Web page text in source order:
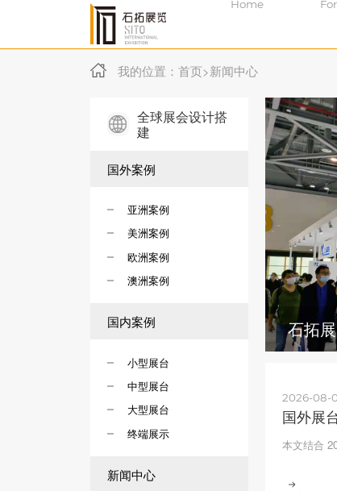
Home
我的位置： 首页>新闻中心
全球展会设计搭
建
国外案例
亚洲案例
美洲案例
欧洲案例
澳洲案例
国内案例
小型展台
中型展台
大型展台
终端展示
新闻中心
展台设计搭建项目! 石拓
2026-08-
国外展
本文结合